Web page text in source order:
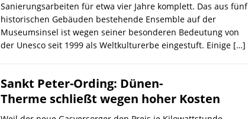
Sanierungsarbeiten für etwa vier Jahre komplett. Das aus fünf
historischen Gebäuden bestehende Ensemble auf der
Museumsinsel ist wegen seiner besonderen Bedeutung von
der Unesco seit 1999 als Weltkulturerbe eingestuft. Einige […]
Sankt Peter-Ording: Dünen-
Therme schließt wegen hoher Kosten